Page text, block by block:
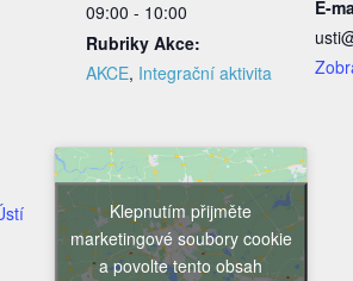
09:00 - 10:00
Rubriky Akce:
AKCE, Integrační aktivita
E-
Klepnutím přijměte
marketingové soubory cookie
a povolte tento obsah